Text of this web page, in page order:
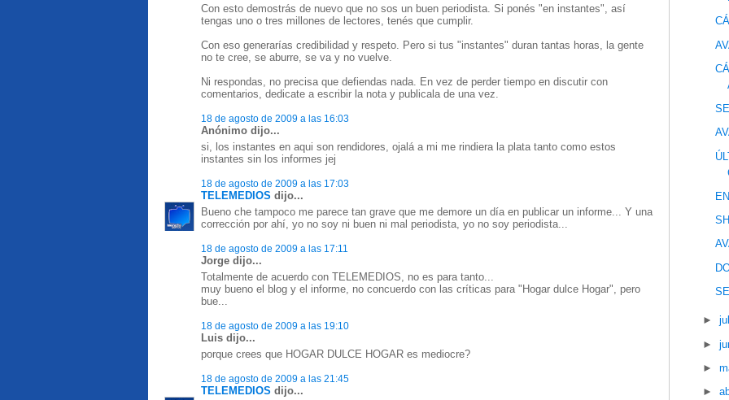
Con esto demostrás de nuevo que no sos un buen periodista. Si ponés "en instantes", así
tengas uno o tres millones de lectores, tenés que cumplir.
Con eso generarías credibilidad y respeto. Pero si tus "instantes" duran tantas horas, la gente
no te cree, se aburre, se va y no vuelve.
Ni respondas, no precisa que defiendas nada. En vez de perder tiempo en discutir con
comentarios, dedicate a escribir la nota y publicala de una vez.
18 de agosto de 2009 a las 16:03
Anónimo dijo...
si, los instantes en aqui son rendidores, ojalá a mi me rindiera la plata tanto como estos
instantes sin los informes jej
18 de agosto de 2009 a las 17:03
TELEMEDIOS dijo...
Bueno che tampoco me parece tan grave que me demore un día en publicar un informe... Y una
corrección por ahí, yo no soy ni buen ni mal periodista, yo no soy periodista...
18 de agosto de 2009 a las 17:11
Jorge dijo...
Totalmente de acuerdo con TELEMEDIOS, no es para tanto...
muy bueno el blog y el informe, no concuerdo con las críticas para "Hogar dulce Hogar", pero
bue...
18 de agosto de 2009 a las 19:10
Luis dijo...
porque crees que HOGAR DULCE HOGAR es mediocre?
18 de agosto de 2009 a las 21:45
TELEMEDIOS dijo...
►
►
►
►